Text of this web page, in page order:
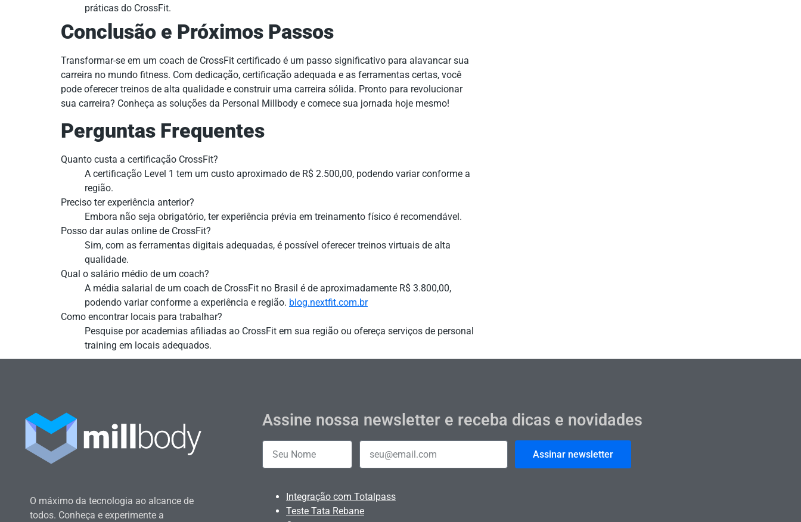
práticas do CrossFit.
Conclusão e Próximos Passos
Transformar-se em um coach de CrossFit certificado é um passo significativo para alavancar sua
carreira no mundo fitness. Com dedicação, certificação adequada e as ferramentas certas, você
pode oferecer treinos de alta qualidade e construir uma carreira sólida. Pronto para revolucionar
sua carreira? Conheça as soluções da Personal Millbody e comece sua jornada hoje mesmo!
Perguntas Frequentes
Quanto custa a certificação CrossFit?
A certificação Level 1 tem um custo aproximado de R$ 2.500,00, podendo variar conforme a
região.
Preciso ter experiência anterior?
Embora não seja obrigatório, ter experiência prévia em treinamento físico é recomendável.
Posso dar aulas online de CrossFit?
Sim, com as ferramentas digitais adequadas, é possível oferecer treinos virtuais de alta
qualidade.
Qual o salário médio de um coach?
A média salarial de um coach de CrossFit no Brasil é de aproximadamente R$ 3.800,00,
podendo variar conforme a experiência e região. blog.nextfit.com.br
Como encontrar locais para trabalhar?
Pesquise por academias afiliadas ao CrossFit em sua região ou ofereça serviços de personal
training em locais adequados.
O máximo da tecnologia ao alcance de
todos. Conheça e experimente a
Assine nossa newsletter e receba dicas e novidades
Assinar newsletter
Integração com Totalpass
Teste Tata Rebane